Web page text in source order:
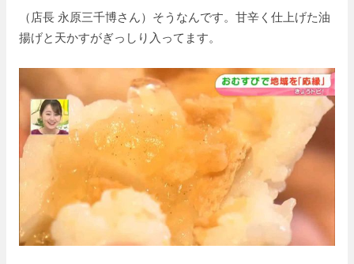
（店長 永原三千博さん）そうなんです。甘辛く仕上げた油
揚げと天かすがぎっしり入ってます。